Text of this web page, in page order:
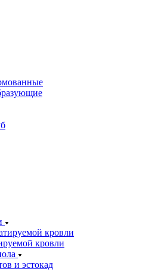
кровли
кровли
и эстокад